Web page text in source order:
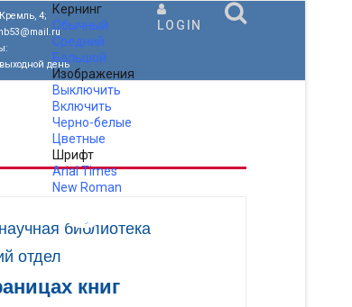
4;
выходной день
Кернинг
Обычный
Средний
Большой
Изображения
Выключить
Включить
Черно-белые
Цветные
Шрифт
ArialTimes
New Roman
LOGIN
библиотека
отдел
книг